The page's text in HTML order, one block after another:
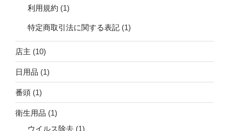
利用規約 (1)
特定商取引法に関する表記 (1)
店主 (10)
日用品 (1)
番頭 (1)
衛生用品 (1)
ウイルス除去 (1)